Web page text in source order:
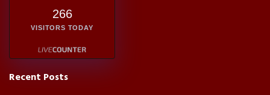
266
VISITORS TODAY
Recent Posts